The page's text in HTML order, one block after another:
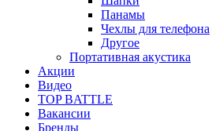
Панамы
Чехлы для телефона
Другое
Портативная акустика
Акции
Видео
TOP BATTLE
Вакансии
Бренды